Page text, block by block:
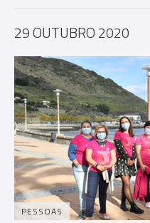
29 OUTUBRO 2020
PESSOAS